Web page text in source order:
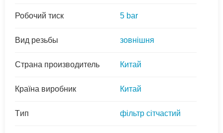
Робочий тиск 5 bar
Вид резьбы зовнішня
Страна производитель Китай
Країна виробник Китай
Tип фільтр сітчастий